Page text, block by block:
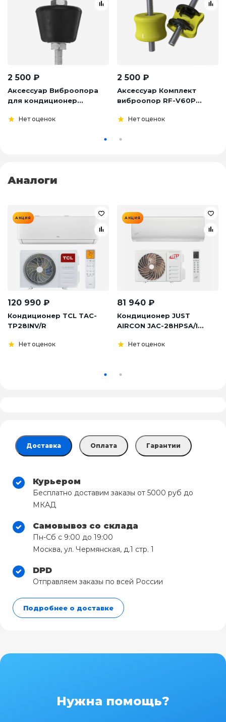
2 500 ₽
Аксессуар Виброопора
для кондиционер...
Нет оценок
2 500 ₽
Аксессуар Комплект
виброопор RF-V60P...
Нет оценок
Аналоги
АКЦИЯ
120 990 ₽
Кондиционер TCL TAC-
TP28INV/R
Нет оценок
АКЦИЯ
81 940 ₽
Кондиционер JUST
AIRCON JAC-28HPSA/I...
Нет оценок
Доставка Оплата Гарантии
Курьером
Бесплатно доставим заказы от 5000 руб до
МКАД
Самовывоз со склада
Пн-Сб с 9:00 до 19:00
Москва, ул. Чермянская, д.1 стр. 1
DPD
Отправляем заказы по всей России
Подробнее о доставке
Нужна помощь?